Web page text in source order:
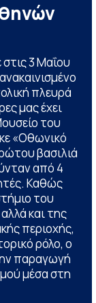
3 Μαΐου
πλευρά
μας έχει
του
«Οθωνικό
βασιλιά
από 4
Καθώς
του
και της
περιοχής,
ρόλο, ο
παραγωγή
μέσα στη